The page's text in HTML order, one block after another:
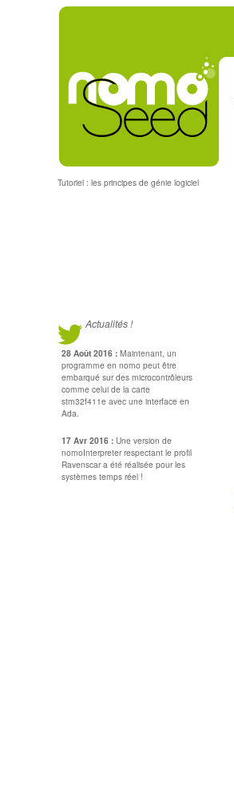
Tutoriel : les principes de génie logiciel
Actualités !
28 Août 2016 : Maintenant, un
programme en nomo peut être
embarqué sur des microcontrôleurs
comme celui de la carte
stm32f411e avec une interface en
Ada.
17 Avr 2016 : Une version de
nomoInterpreter respectant le profil
Ravenscar a été réalisée pour les
systèmes temps réel !